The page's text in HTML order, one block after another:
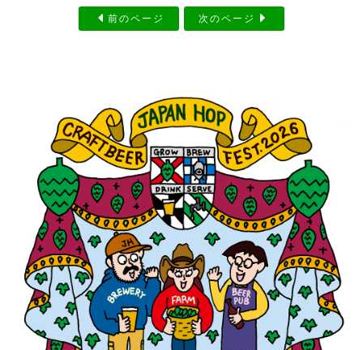
前のページ 次のページ